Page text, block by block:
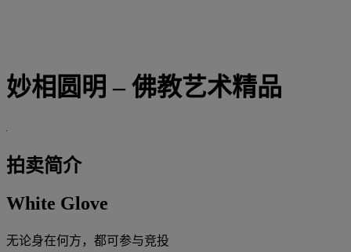
妙相圆明 – 佛教艺术精品
拍卖简介
White Glove
无论身在何方，都可参与竞投